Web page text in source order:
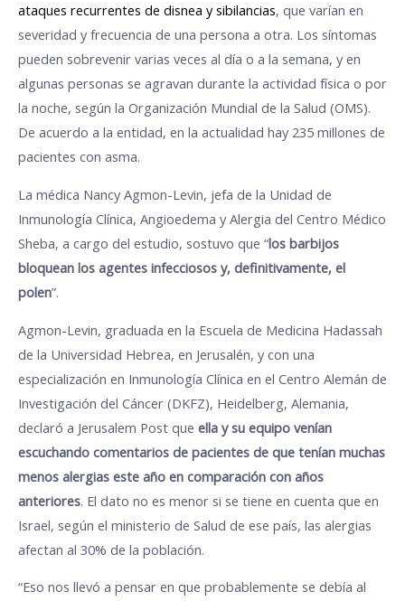
ataques recurrentes de disnea y sibilancias, que varían en
severidad y frecuencia de una persona a otra. Los síntomas
pueden sobrevenir varias veces al día o a la semana, y en
algunas personas se agravan durante la actividad física o por
la noche, según la Organización Mundial de la Salud (OMS).
De acuerdo a la entidad, en la actualidad hay 235 millones de
pacientes con asma.
La médica Nancy Agmon-Levin, jefa de la Unidad de
Inmunología Clínica, Angioedema y Alergia del Centro Médico
Sheba, a cargo del estudio, sostuvo que “los barbijos
bloquean los agentes infecciosos y, definitivamente, el
polen”.
Agmon-Levin, graduada en la Escuela de Medicina Hadassah
de la Universidad Hebrea, en Jerusalén, y con una
especialización en Inmunología Clínica en el Centro Alemán de
Investigación del Cáncer (DKFZ), Heidelberg, Alemania,
declaró a Jerusalem Post que ella y su equipo venían
escuchando comentarios de pacientes de que tenían muchas
menos alergias este año en comparación con años
anteriores. El dato no es menor si se tiene en cuenta que en
Israel, según el ministerio de Salud de ese país, las alergias
afectan al 30% de la población.
“Eso nos llevó a pensar en que probablemente se debía al